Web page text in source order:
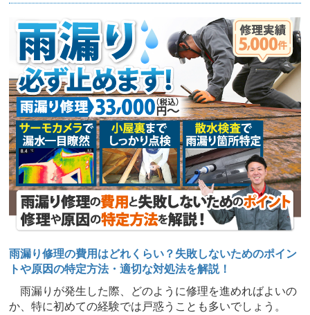
雨漏り修理の費用はどれくらい？失敗しないためのポイン
トや原因の特定方法・適切な対処法を解説！
雨漏りが発生した際、どのように修理を進めればよいの
か、特に初めての経験では戸惑うことも多いでしょう。